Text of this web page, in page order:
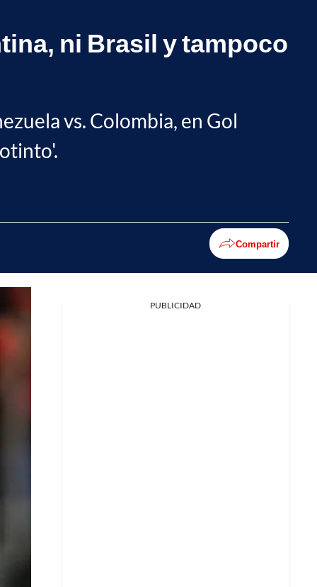
ni Brasil y tampoco
vs. Colombia, en Gol
Compartir
PUBLICIDAD